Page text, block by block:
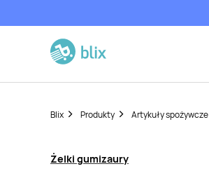
Blix Produkty Artykuły spożywcze
Żelki gumizaury